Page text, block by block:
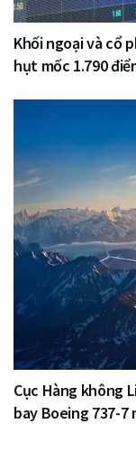
Khối ngoại và cổ
hụt mốc 1.790
Cục Hàng không
bay Boeing 737-7